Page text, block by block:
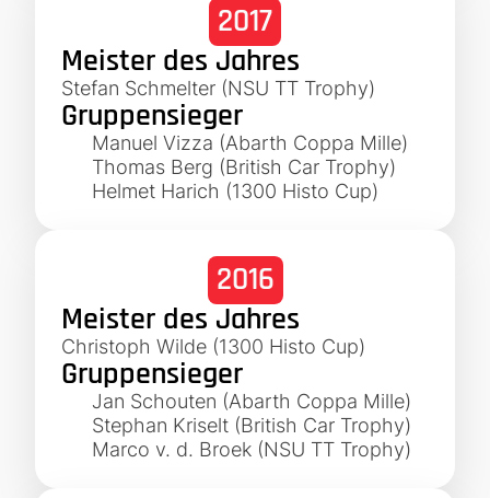
2017
Meister des Jahres
Stefan Schmelter (NSU TT Trophy)
Gruppensieger
Manuel Vizza (Abarth Coppa Mille)
Thomas Berg (British Car Trophy)
Helmet Harich (1300 Histo Cup)
2016
Meister des Jahres
Christoph Wilde (1300 Histo Cup)
Gruppensieger
Jan Schouten (Abarth Coppa Mille)
Stephan Kriselt (British Car Trophy)
Marco v. d. Broek (NSU TT Trophy)